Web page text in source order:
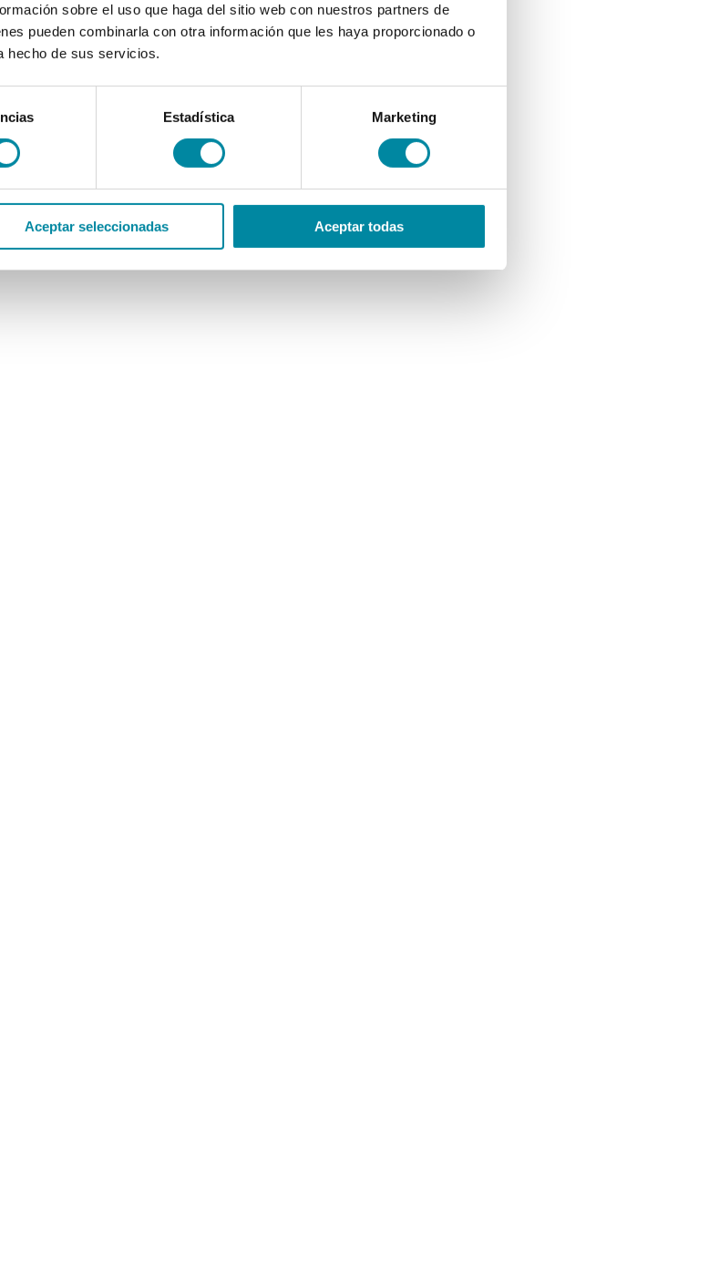
sobre el uso que haga del sitio web con nuestros partners de
pueden combinarla con otra información que les haya proporcionado o
hecho de sus servicios.
Estadística Marketing
Aceptar seleccionadas Aceptar todas